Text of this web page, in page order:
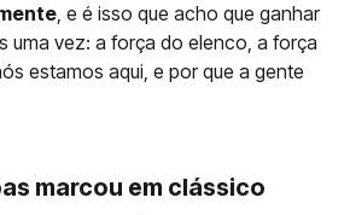
, e é isso que acho que ganhar
uma vez: a força do elenco, a força
estamos aqui, e por que a gente
marcou em clássico